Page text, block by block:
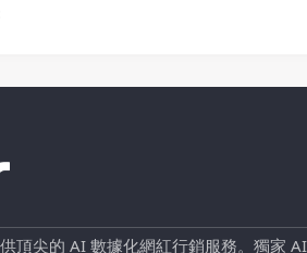
頂尖的 AI 數據化網紅行銷服務。獨家